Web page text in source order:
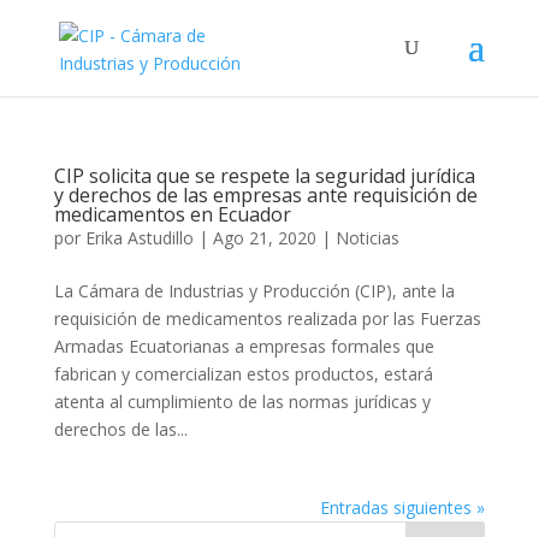
CIP solicita que se respete la seguridad jurídica
y derechos de las empresas ante requisición de
medicamentos en Ecuador
por Erika Astudillo | Ago 21, 2020 | Noticias
La Cámara de Industrias y Producción (CIP), ante la
requisición de medicamentos realizada por las Fuerzas
Armadas Ecuatorianas a empresas formales que
fabrican y comercializan estos productos, estará
atenta al cumplimiento de las normas jurídicas y
derechos de las...
Entradas siguientes »